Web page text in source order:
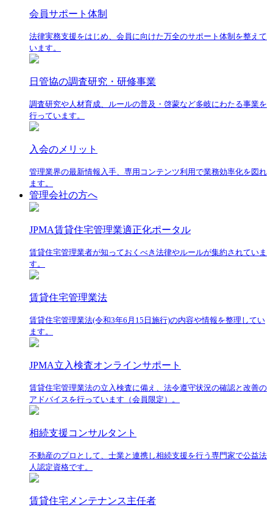
会員サポート体制
法律実務支援をはじめ、会員に向けた万全のサポート体制を整えて
います。
日管協の調査研究・研修事業
調査研究や人材育成、ルールの普及・啓蒙など多岐にわたる事業を
行っています。
入会のメリット
管理業界の最新情報入手、専用コンテンツ利用で業務効率化を図れ
ます。
管理会社の方へ
JPMA賃貸住宅管理業適正化ポータル
賃貸住宅管理業者が知っておくべき法律やルールが集約されていま
す。
賃貸住宅管理業法
賃貸住宅管理業法(令和3年6月15日施行)の内容や情報を整理してい
ます。
JPMA立入検査オンラインサポート
賃貸住宅管理業法の立入検査に備え、法令遵守状況の確認と改善の
アドバイスを行っています（会員限定）。
相続支援コンサルタント
不動産のプロとして、士業と連携し相続支援を行う専門家で公益法
人認定資格です。
賃貸住宅メンテナンス主任者